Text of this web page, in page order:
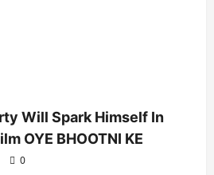
Will Spark Himself In
OYE BHOOTNI KE
0